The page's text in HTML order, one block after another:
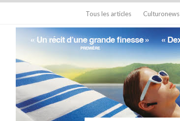
Tous les articles Culturonews